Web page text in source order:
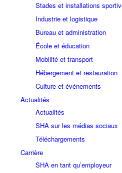
Stades et installations
Industrie et logistique
Bureau et administration
École et éducation
Mobilité et transport
Hébergement et restauration
Culture et événements
Actualités
Actualités
SHA sur les médias sociaux
Téléchargements
Carrière
SHA en tant qu’employeur